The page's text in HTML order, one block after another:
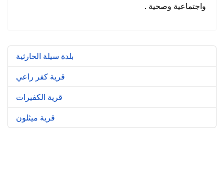
واجتماعية وصحية .
بلدة سيلة الحارثية
قرية كفر راعي
قرية الكفيرات
قرية ميثلون